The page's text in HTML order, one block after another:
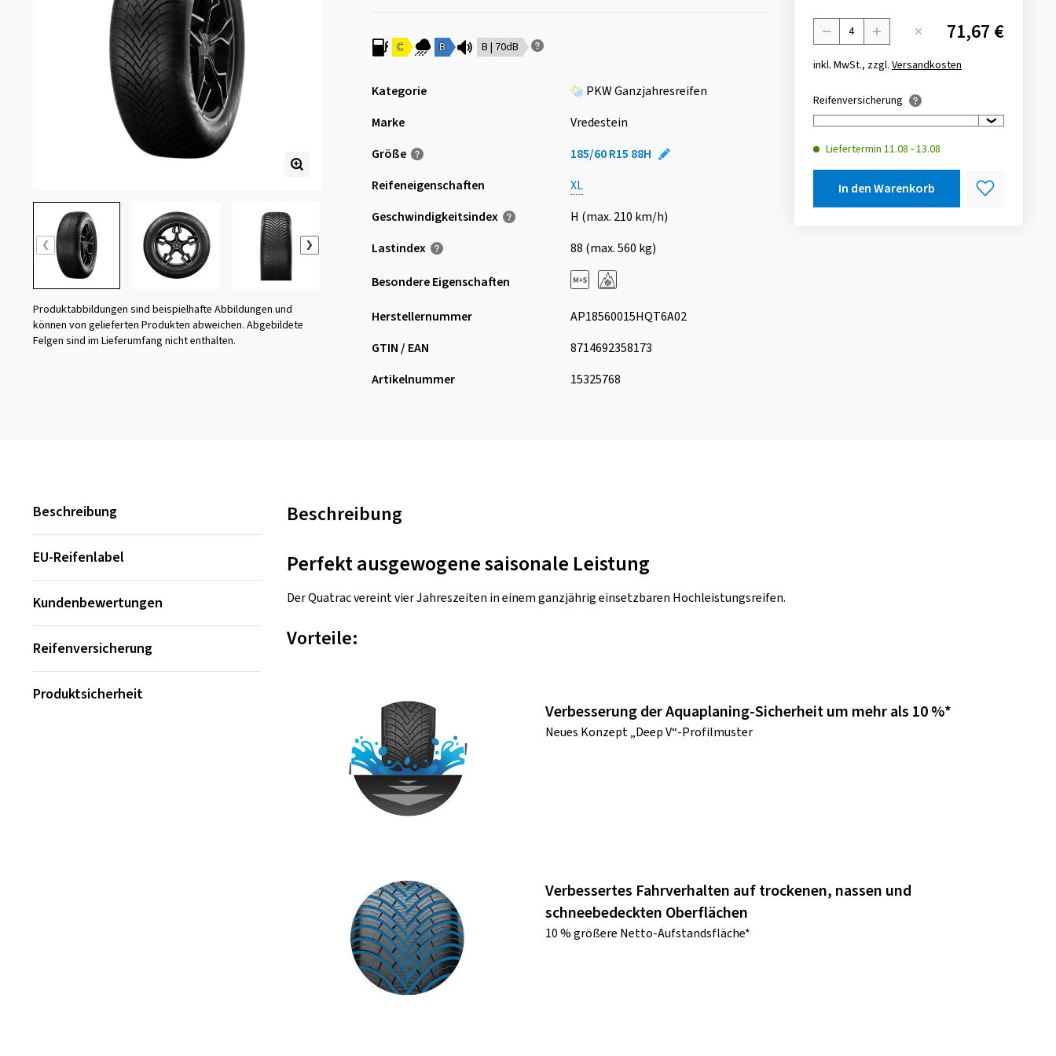
Produktabbildungen sind beispielhafte Abbildungen und
können von gelieferten Produkten abweichen. Abgebildete
Felgen sind im Lieferumfang nicht enthalten.
C B B | 70dB
Kategorie
PKW Ganzjahresreifen
Marke
Vredestein
Größe
185/60 R15 88H
Reifeneigenschaften
XL
Geschwindigkeits­index
H (max. 210 km/h)
Lastindex
88 (max. 560 kg)
Besondere Eigenschaften
Herstellernummer
AP18560015HQT6A02
GTIN / EAN
8714692358173
Artikelnummer
15325768
Menge 71,67 €
inkl. MwSt., zzgl. Versandkosten
Reifenversicherung
Liefertermin 11.08 -13.08
In den Warenkorb
Beschreibung
EU-Reifenlabel
Kundenbewertungen
Reifenversicherung
Produktsicherheit
Beschreibung
Perfekt ausgewogene saisonale Leistung
Der Quatrac vereint vier Jahreszeiten in einem ganzjährig einsetzbaren Hochleistungsreifen.
Vorteile:
Verbesserung der Aquaplaning-Sicherheit um mehr als 10 %*
Neues Konzept „Deep V“-Profilmuster
Verbessertes Fahrverhalten auf trockenen, nassen und
schneebedeckten Oberflächen
10 % größere Netto-Aufstandsfläche*